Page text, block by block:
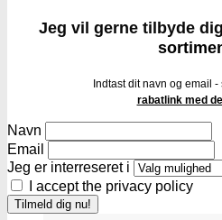
Jeg vil gerne tilbyde dig
Indtast dit navn og email
rabatlink med
Navn
Email
Jeg er interreseret i
I accept the privacy policy